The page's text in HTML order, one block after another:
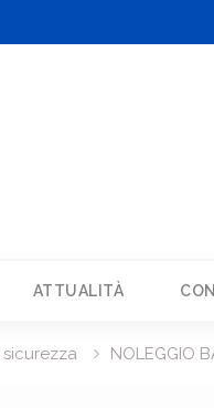
ATTUALITÀ
NOLEGGIO